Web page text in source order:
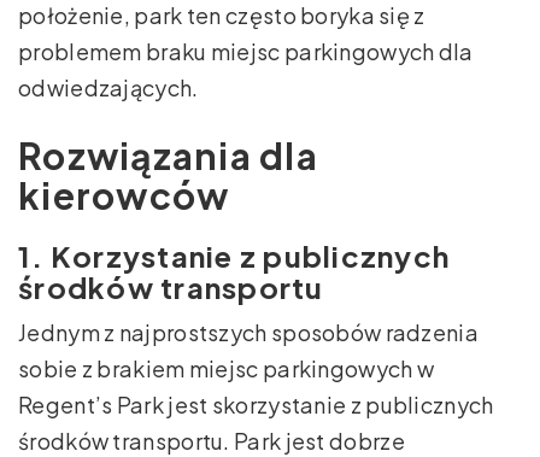
położenie, park ten często boryka się z
problemem braku miejsc parkingowych dla
odwiedzających.
Rozwiązania dla
kierowców
1. Korzystanie z publicznych
środków transportu
Jednym z najprostszych sposobów radzenia
sobie z brakiem miejsc parkingowych w
Regent’s Park jest skorzystanie z publicznych
środków transportu. Park jest dobrze